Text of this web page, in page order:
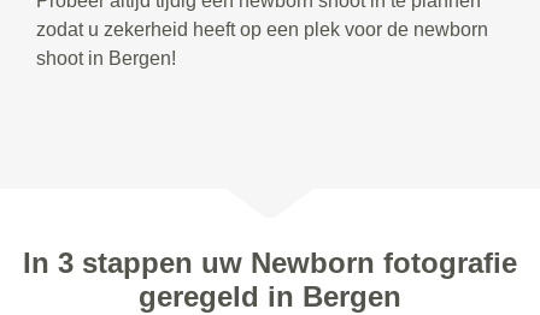
zodat u zekerheid heeft op een plek voor de newborn
shoot in Bergen!
In 3 stappen uw Newborn fotografie
geregeld in Bergen